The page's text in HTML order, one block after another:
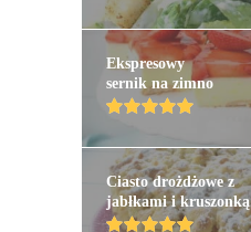
Ekspresowy
sernik na zimno
Ciasto drożdżowe z
jabłkami i kruszonką